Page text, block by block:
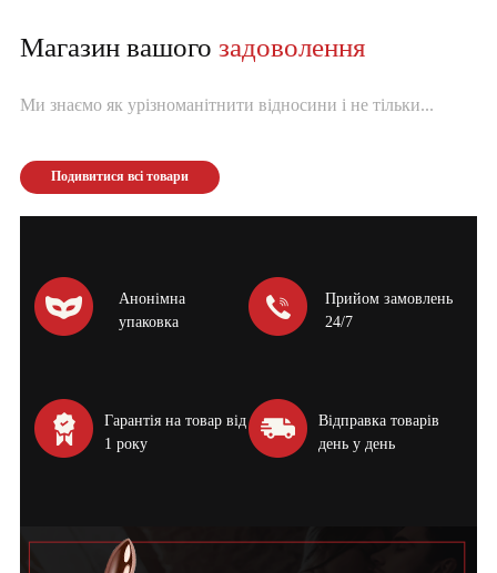
Магазин вашого задоволення
Ми знаємо як урізноманітнити відносини і не тільки...
Подивитися всі товари
Анонімна
упаковка
Прийом замовлень
24/7
Гарантія на товар від
1 року
Відправка товарів
день у день